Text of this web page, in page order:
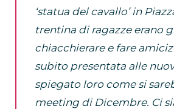
‘statua del cavallo’ in
trentina di ragazze erano
chiacchierare e fare
subito presentata alle
spiegato loro come si
meeting di Dicembre. Ci